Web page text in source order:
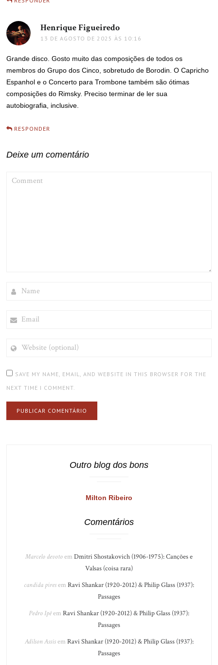
Henrique Figueiredo
13 DE AGOSTO DE 2025 ÀS 10:16
Grande disco. Gosto muito das composições de todos os
membros do Grupo dos Cinco, sobretudo de Borodin. O Capricho
Espanhol e o Concerto para Trombone também são ótimas
composições do Rimsky. Preciso terminar de ler sua
autobiografia, inclusive.
RESPONDER
Deixe um comentário
(OPTIONAL)
SAVE MY NAME, EMAIL, AND WEBSITE IN THIS BROWSER FOR THE
NEXT TIME I COMMENT.
Outro blog dos bons
Milton Ribeiro
Comentários
Marcelo devotoem Dmitri Shostakovich (1906-1975): Canções e
Valsas (coisa rara)
candida piresem Ravi Shankar (1920-2012) & Philip Glass (1937):
Passages
Pedro Ipêem Ravi Shankar (1920-2012) & Philip Glass (1937):
Passages
Adilson Assisem Ravi Shankar (1920-2012) & Philip Glass (1937):
Passages